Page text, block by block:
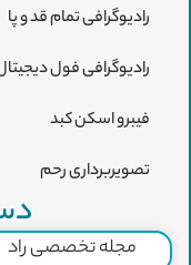
رادیوگرافی تمام قد و پا
رادیوگرافی فول
فیبرو اسکن کبد
تصویربرداری رحم
مجله تخصصی راد